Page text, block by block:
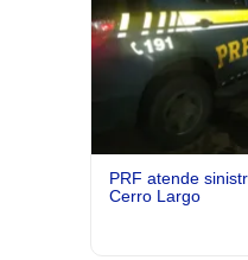
PRF atende
Cerro Largo